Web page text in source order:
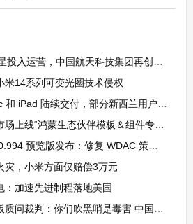
入运营，中国航天科技集团再创新高
米14系列可变光圈技术侵权
iPad 陆续交付，部分新西兰用户已收货
态伙伴模板＆组件专区”：超 13 个模板、100 余个组件
预览版发布：修复 WDAC 策略功能 Bug
灾，小米方面仅赔偿3万元
：加速先进制程落地美国
裁判：你们吹黑哨是毒害 中国篮球能好吗